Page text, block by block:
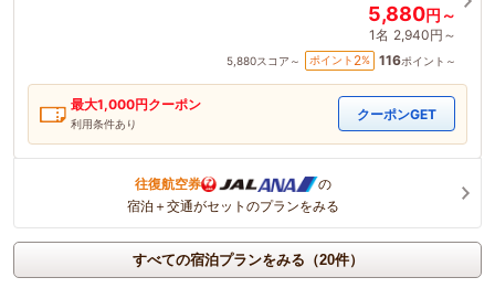
5,880円～
1名 2,940円～
5,880スコア～ ポイント 2% 116ポイント～
最大1,000円クーポン
利用条件あり
クーポンGET
往復航空券
の
宿泊＋交通がセットのプランをみる
すべての宿泊プランをみる（20件）